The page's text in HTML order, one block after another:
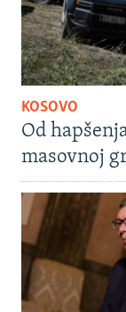
KOSOVO
Od
masovnoj